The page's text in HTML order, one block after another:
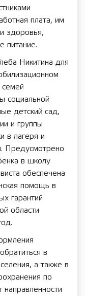
плата, им
здоровья,
питание.
Никитина для
социальной
детский сад,
и группы
в лагеря и
Предусмотрено
в школу
обеспечена
помощь в
гарантий
области
в
а также в
по
направленности